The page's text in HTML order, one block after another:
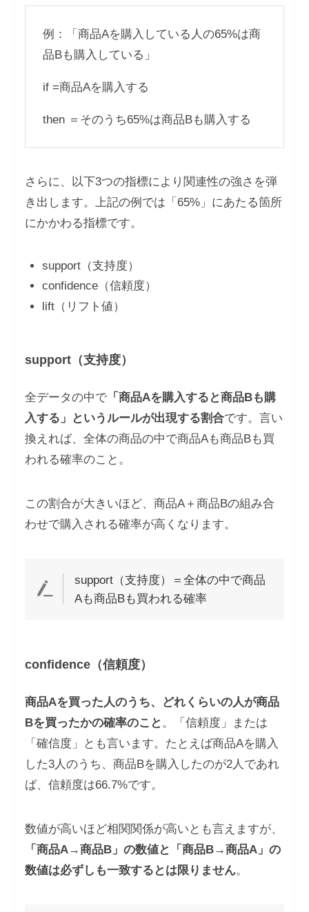
例：「商品Aを購入している人の65%は商
品Bも購入している」
if =商品Aを購入する
then ＝そのうち65%は商品Bも購入する
さらに、以下3つの指標により関連性の強さを弾
き出します。上記の例では「65%」にあたる箇所
にかかわる指標です。
support（支持度）
confidence（信頼度）
lift（リフト値）
support（支持度）
全データの中で「商品Aを購入すると商品Bも購
入する」というルールが出現する割合です。言い
換えれば、全体の商品の中で商品Aも商品Bも買
われる確率のこと。
この割合が大きいほど、商品A＋商品Bの組み合
わせで購入される確率が高くなります。
support（支持度）＝全体の中で商品
Aも商品Bも買われる確率
confidence（信頼度）
商品Aを買った人のうち、どれくらいの人が商品
Bを買ったかの確率のこと 。「信頼度」または
「確信度」とも言います。たとえば商品Aを購入
した3人のうち、商品Bを購入したのが2人であれ
ば、信頼度は66.7%です。
数値が高いほど相関関係が高いとも言えますが、
「商品A→商品B」の数値と「商品B→商品A」の
数値は必ずしも一致するとは限りません。